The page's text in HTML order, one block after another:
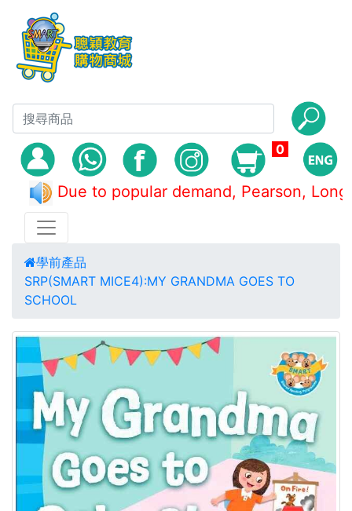
0
Due to popular demand, Pearson,
學前產品
SRP(SMART MICE4):MY GRANDMA GOES TO
SCHOOL